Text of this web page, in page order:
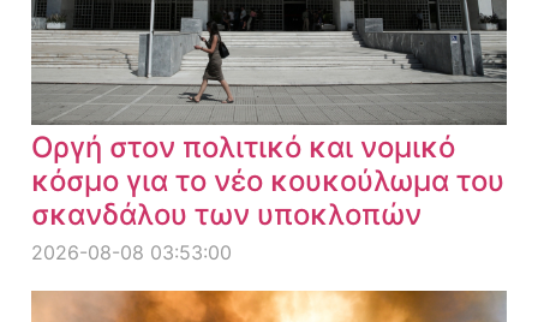
Οργή στον πολιτικό και νομικό
κόσμο για το νέο κουκούλωμα του
σκανδάλου των υποκλοπών
2026-08-08 03:53:00